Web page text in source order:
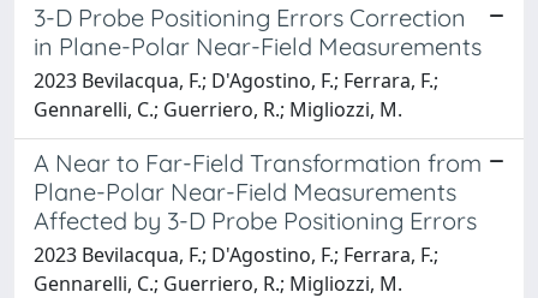
3-D Probe Positioning Errors Correction
in Plane-Polar Near-Field Measurements
2023 Bevilacqua, F.; D'Agostino, F.; Ferrara, F.;
Gennarelli, C.; Guerriero, R.; Migliozzi, M.
A Near to Far-Field Transformation from
Plane-Polar Near-Field Measurements
Affected by 3-D Probe Positioning Errors
2023 Bevilacqua, F.; D'Agostino, F.; Ferrara, F.;
Gennarelli, C.; Guerriero, R.; Migliozzi, M.